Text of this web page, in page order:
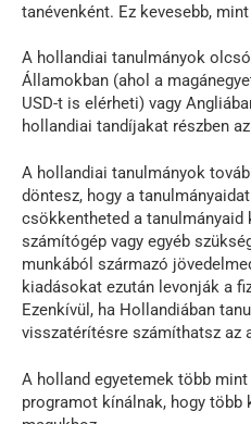
tanévenként. Ez kevesebb,
A hollandiai tanulmányok
Államokban (ahol a
USD-t is elérheti) vagy
hollandiai tandíjakat részben
A hollandiai tanulmányok
döntesz, hogy a
csökkentheted a
számítógép vagy egyéb
munkából származó
kiadásokat ezután levonják a
Ezenkívül, ha Hollandiában
visszatérítésre számíthatsz az
A holland egyetemek több
programot kínálnak, hogy